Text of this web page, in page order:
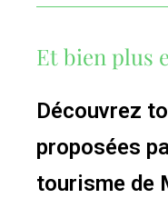
Et bien plus
Découvrez
proposées
tourisme de